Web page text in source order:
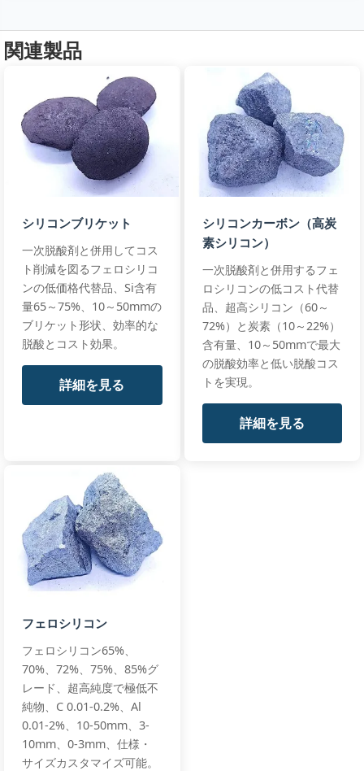
Silicon
Briquette
Std
Briquette
Foundry
Silicon
Briquette
70%
Si70-BQ, Si70-
Premium
Si:
70%min
C:
≤5.0%
Premium
ISO
All standards
Silicon
Si75-BQ, Si75-
HighGrade
Si:
75-80%
≤5.0%
High Grade
All standards
関連製品
シリコンブリケット
一次脱酸剤と併用してコス
ト削減を図るフェロシリコ
ンの低価格代替品、Si含有
量65～75%、10～50mmの
ブリケット形状、効率的な
脱酸とコスト効果。
詳細を見る
シリコンカーボン（高炭
素シリコン）
一次脱酸剤と併用するフェ
ロシリコンの低コスト代替
品、超高シリコン（60～
72%）と炭素（10～22%）
含有量、10～50mmで最大
の脱酸効率と低い脱酸コス
トを実現。
詳細を見る
フェロシリコン
フェロシリコン65%、
70%、72%、75%、85%グ
レード、超高純度で極低不
純物、C 0.01-0.2%、Al
0.01-2%、10-50mm、3-
10mm、0-3mm、仕様・
サイズカスタマイズ可能。